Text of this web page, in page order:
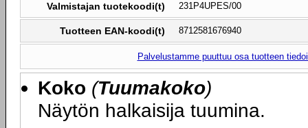
Valmistajan tuotekoodi(t) 231P4UPES/00
Tuotteen EAN-koodi(t) 8712581676940
Palvelustamme puuttuu osa tuotteen
Koko (Tuumakoko)
Näytön halkaisija tuumina.